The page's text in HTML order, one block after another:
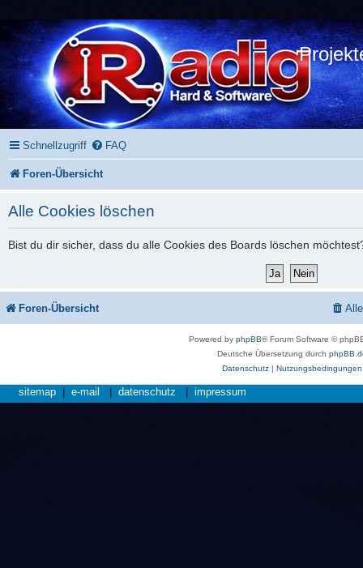
Schnellzugriff FAQ
Foren-Übersicht
Alle Cookies löschen
Bist du dir sicher, dass du alle Cookies des Boards löschen
Foren-Übersicht
Powered byphpBB® Forum Software ©
Deutsche Übersetzung durch
Datenschutz| Nutzungsbedingungen
sitemap e-mail datenschutz impressum